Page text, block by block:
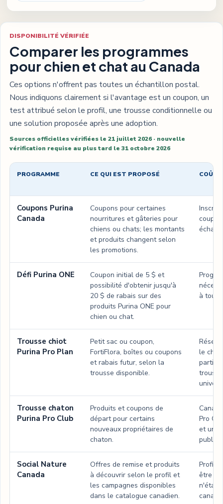
DISPONIBILITÉ VÉRIFIÉE
Comparer les programmes
pour chien et chat au Canada
Ces options n'offrent pas toutes un échantillon postal.
Nous indiquons clairement si l'avantage est un coupon, un
test attribué selon le profil, une trousse conditionnelle ou
une solution proposée après une adoption.
Sources officielles vérifiées le 21 juillet 2026 · nouvelle
vérification requise au plus tard le 31 octobre 2026
PROGRAMME CE QUI EST PROPOSÉ COÛT
Coupons Purina
Canada
Coupons pour certaines
nourritures et gâteries pour
chiens ou chats; les montants
et produits changent selon
les promotions.
Défi Purina ONE
Coupon initial de 5 $ et
possibilité d'obtenir jusqu'à
20 $ de rabais sur des
produits Purina ONE pour
chien ou chat.
à tous
Trousse chiot
Purina Pro Plan
Petit sac ou coupon,
FortiFlora, boîtes ou coupons
et rabais futur, selon la
trousse disponible.
le
Trousse chaton
Purina Pro Club
Produits et coupons de
départ pour certains
nouveaux propriétaires de
chaton.
Canal
Pro
et une
public.
Social Nature
Canada
Offres de remise et produits
à découvrir selon le profil et
les campagnes disponibles
dans le catalogue canadien.
Profil,
être
n'était